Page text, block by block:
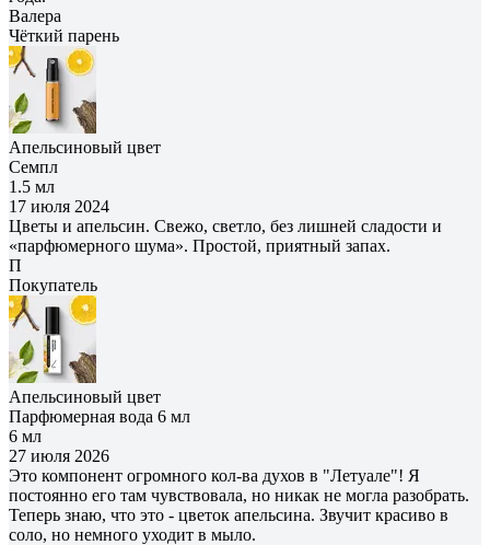
Валера
Чёткий парень
Апельсиновый цвет
Семпл
1.5 мл
17 июля 2024
Цветы и апельсин. Свежо, светло, без лишней сладости и
«парфюмерного шума». Простой, приятный запах.
П
Покупатель
Апельсиновый цвет
Парфюмерная вода 6 мл
6 мл
27 июля 2026
Это компонент огромного кол-ва духов в "Летуале"! Я
постоянно его там чувствовала, но никак не могла разобрать.
Теперь знаю, что это - цветок апельсина. Звучит красиво в
соло, но немного уходит в мыло.